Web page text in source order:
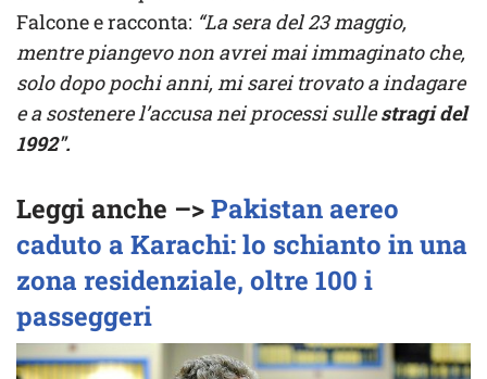
Falcone e racconta: “La sera del 23 maggio,
mentre piangevo non avrei mai immaginato che,
solo dopo pochi anni, mi sarei trovato a indagare
e a sostenere l’accusa nei processi sullestragi del
1992″.
Leggi anche –>Pakistan aereo
caduto a Karachi: lo schianto in una
zona residenziale, oltre 100 i
passeggeri